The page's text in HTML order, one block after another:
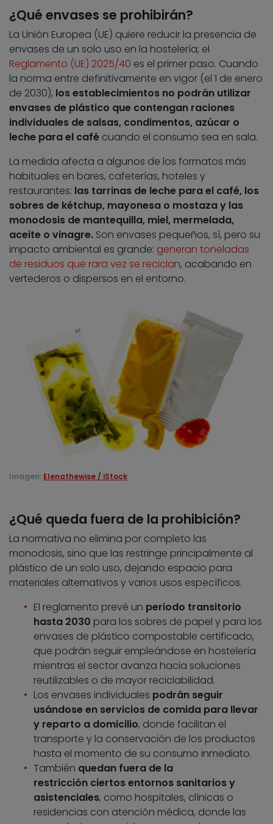
¿Qué envases se prohibirán?
La Unión Europea (UE) quiere reducir la presencia de
envases de un solo uso en la hostelería; el
Reglamento (UE) 2025/40 es el primer paso. Cuando
la norma entre definitivamente en vigor (el 1 de enero
de 2030), los establecimientos no podrán utilizar
envases de plástico que contengan raciones
individuales de salsas, condimentos, azúcar o
leche para el café cuando el consumo sea en sala.
La medida afecta a algunos de los formatos más
habituales en bares, cafeterías, hoteles y
restaurantes: las tarrinas de leche para el café, los
sobres de kétchup, mayonesa o mostaza y las
monodosis de mantequilla, miel, mermelada,
aceite o vinagre. Son envases pequeños, sí, pero su
impacto ambiental es grande: generan toneladas
de residuos que rara vez se reciclan, acabando en
vertederos o dispersos en el entorno.
Imagen: Elenathewise / iStock
¿Qué queda fuera de la prohibición?
La normativa no elimina por completo las
monodosis, sino que las restringe principalmente al
plástico de un solo uso, dejando espacio para
materiales alternativos y varios usos específicos.
El reglamento prevé un periodo transitorio
hasta 2030 para los sobres de papel y para los
envases de plástico compostable certificado,
que podrán seguir empleándose en hostelería
mientras el sector avanza hacia soluciones
reutilizables o de mayor reciclabilidad.
Los envases individuales podrán seguir
usándose en servicios de comida para llevar
y reparto a domicilio, donde facilitan el
transporte y la conservación de los productos
hasta el momento de su consumo inmediato.
También quedan fuera de la
restricción ciertos entornos sanitarios y
asistenciales, como hospitales, clínicas o
residencias con atención médica, donde las